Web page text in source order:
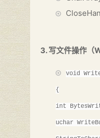
3. 写文件操作（
void
{
int
uchar